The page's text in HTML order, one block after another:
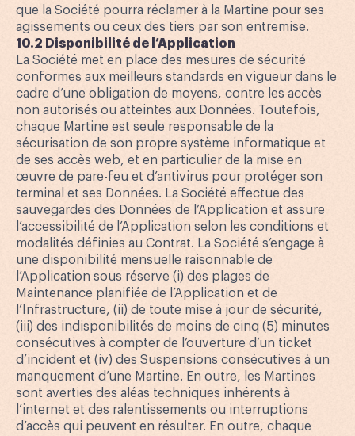
que la Société pourra réclamer à la Martine pour ses
agissements ou ceux des tiers par son entremise.
10.2 Disponibilité de l’Application
La Société met en place des mesures de sécurité
conformes aux meilleurs standards en vigueur dans le
cadre d’une obligation de moyens, contre les accès
non autorisés ou atteintes aux Données. Toutefois,
chaque Martine est seule responsable de la
sécurisation de son propre système informatique et
de ses accès web, et en particulier de la mise en
œuvre de pare-feu et d’antivirus pour protéger son
terminal et ses Données. La Société effectue des
sauvegardes des Données de l’Application et assure
l’accessibilité de l’Application selon les conditions et
modalités définies au Contrat. La Société s’engage à
une disponibilité mensuelle raisonnable de
l’Application sous réserve (i) des plages de
Maintenance planifiée de l’Application et de
l’Infrastructure, (ii) de toute mise à jour de sécurité,
(iii) des indisponibilités de moins de cinq (5) minutes
consécutives à compter de l’ouverture d’un ticket
d’incident et (iv) des Suspensions consécutives à un
manquement d’une Martine. En outre, les Martines
sont averties des aléas techniques inhérents à
l’internet et des ralentissements ou interruptions
d’accès qui peuvent en résulter. En outre, chaque